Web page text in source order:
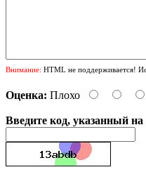
Внимание: HTML не поддерживается!
Оценка: Плохо
Введите код, указанный на